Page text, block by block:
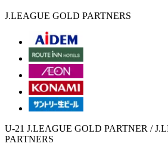
J.LEAGUE GOLD PARTNERS
U-21 J.LEAGUE GOLD PARTNER /
PARTNERS